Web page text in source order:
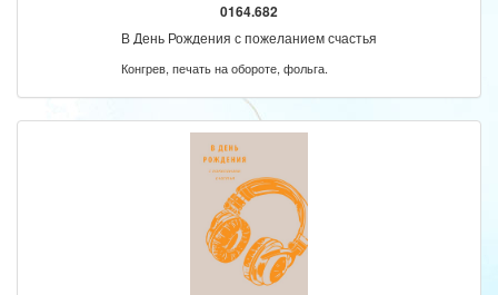
0164.682
В День Рождения с пожеланием счастья
Конгрев, печать на обороте, фольга.